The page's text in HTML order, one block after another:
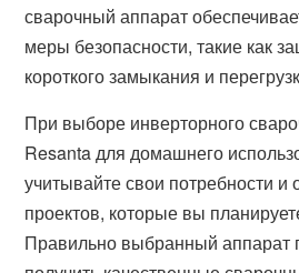
сварочный аппарат
меры безопасности, такие как
короткого замыкания и
При выборе инверторного
Resanta для домашнего
учитывайте свои потребности и
проектов, которые вы
Правильно выбранный аппарат